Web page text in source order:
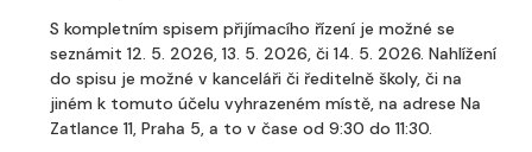
S kompletním spisem přijímacího řízení je možné se
seznámit 12. 5. 2026, 13. 5. 2026, či 14. 5. 2026. Nahlížení
do spisu je možné v kanceláři či ředitelně školy, či na
jiném k tomuto účelu vyhrazeném místě, na adrese Na
Zatlance 11, Praha 5, a to v čase od 9:30 do 11:30.